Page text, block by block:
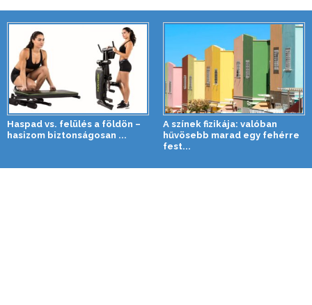
Haspad vs. felülés a földön –
hasizom biztonságosan ...
A színek fizikája: valóban
hűvösebb marad egy fehérre
fest...